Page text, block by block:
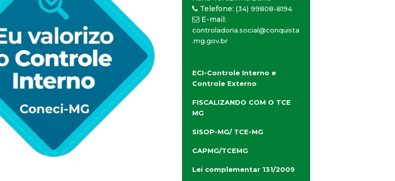
Telefone: (34) 99808-8194
E-mail:
controladoria.social@conquista
.mg.gov.br
ECI-Controle Interno e
Controle Externo
FISCALIZANDO COM O TCE
MG
SISOP-MG/ TCE-MG
CAPMG/TCEMG
Lei complementar 131/2009